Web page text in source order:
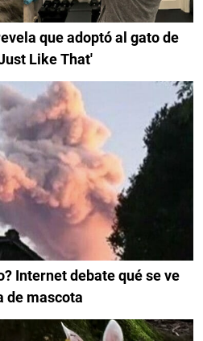
que adoptó al gato de
Like That'
Internet debate qué se ve
de mascota